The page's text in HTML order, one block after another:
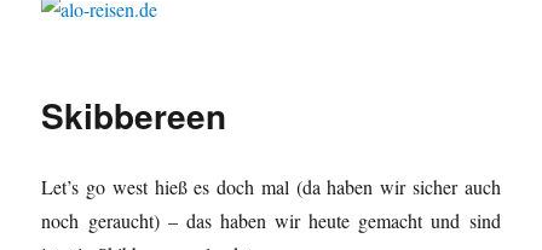
Skibbereen
Let’s go west hieß es doch mal (da haben wir sicher auch
noch geraucht) – das haben wir heute gemacht und sind